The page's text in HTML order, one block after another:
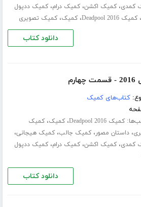
کمدی،کمیک اکشن،کمیک درام،کمیک ددپول
،کمیک Deadpool 2016 ،کمیک،کمیک تصویری
دانلود کتاب
کتاب‌های کمیک
کمیک Deadpool 2016 ،کمیک،کمیک
،داستان مصور،کمیک جالب،کمیک هیجانی،
کمدی،کمیک اکشن،کمیک درام،کمیک ددپول
دانلود کتاب